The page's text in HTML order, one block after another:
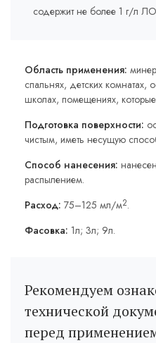
содержит не более 1 г/л
Область применения:
спальнях, детских комнатах,
школах, помещениях,
Подготовка поверхности:
чистым, иметь несущую
Способ нанесения:
распылением.
Расход: 75–125 мл/м2.
Фасовка: 1л; 3л; 9л.
Рекомендуем
технической
перед